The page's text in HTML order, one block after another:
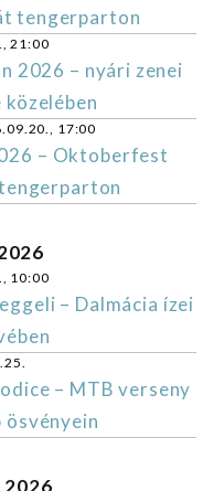
tengerparton
21:00
2026 – nyári zenei
17:00
– Oktoberfest
10:00
– Dalmácia ízei
– MTB verseny
ösvényein
2026